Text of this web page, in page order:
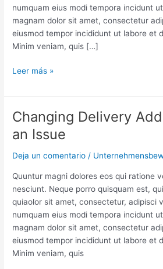
numquam eius modi tempora incidunt
magnam dolor sit amet, consectetur
eiusmod tempor incididunt ut labore et
Minim veniam, quis […]
Leer más »
Changing Delivery
an Issue
Deja un comentario /
Quuntur magni dolores eos qui ratione
nesciunt. Neque porro quisquam est,
quiaolor sit amet, consectetur, adipisci
numquam eius modi tempora incidunt
magnam dolor sit amet, consectetur
eiusmod tempor incididunt ut labore et
Minim veniam, quis
Changing
Delivery
Addresses
is
an
Issue